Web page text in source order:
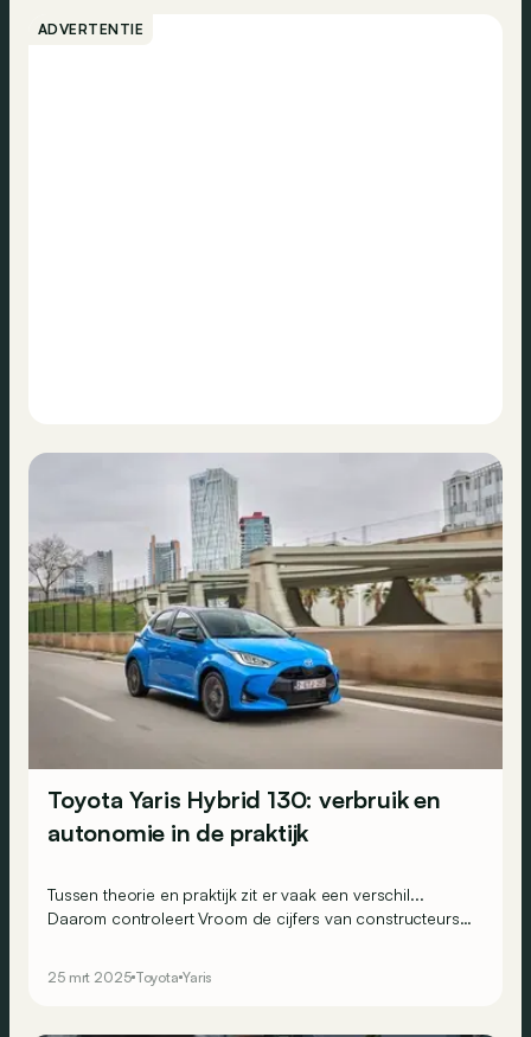
ADVERTENTIE
Toyota Yaris Hybrid 130: verbruik en
autonomie in de praktijk
Tussen theorie en praktijk zit er vaak een verschil...
Daarom controleert Vroom de cijfers van constructeurs
van de Toyota Yaris hybride met 130 pk.
25 mrt 2025 Toyota Yaris